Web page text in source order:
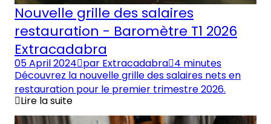
Nouvelle grille des salaires
restauration - Baromètre T1 2026
Extracadabra
05 April 2024 par Extracadabra 4 minutes
Découvrez la nouvelle grille des salaires nets en
restauration pour le premier trimestre 2026.
Lire la suite